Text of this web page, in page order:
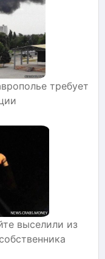
требует
выселили из